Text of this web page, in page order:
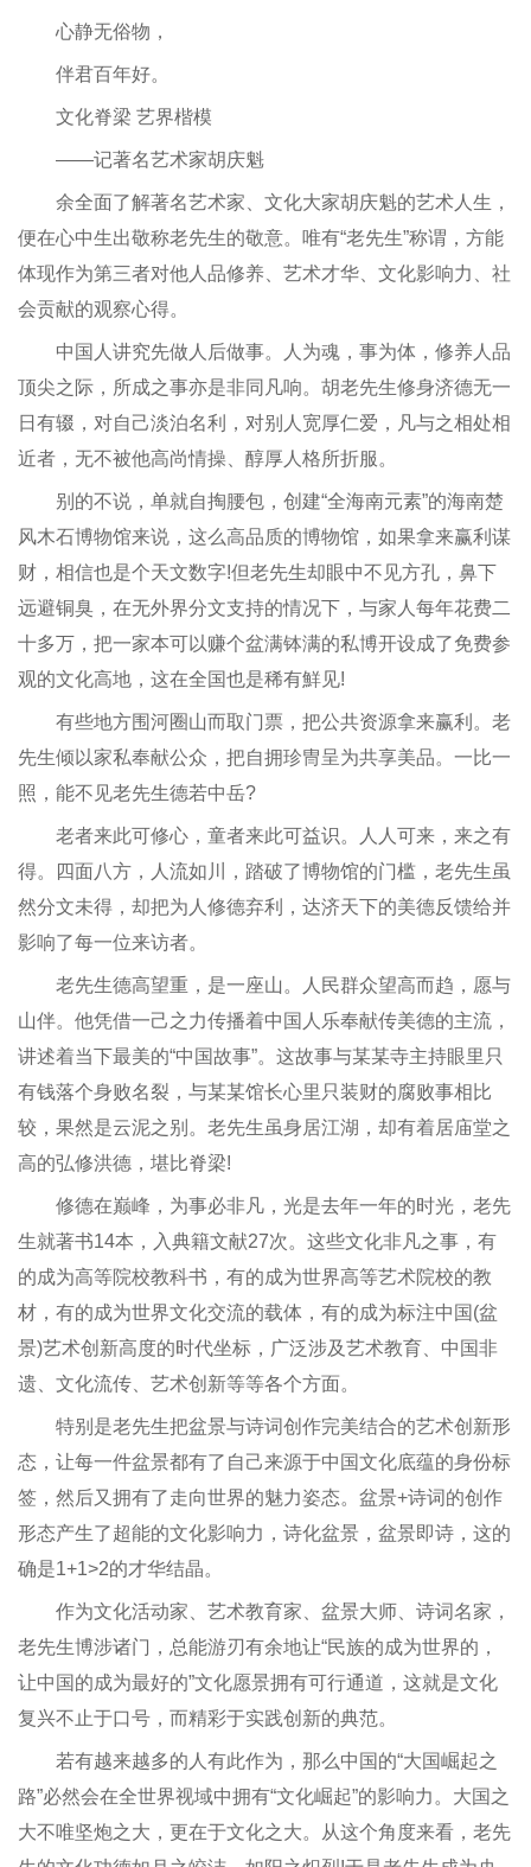
心静无俗物，
伴君百年好。
文化脊梁 艺界楷模
——记著名艺术家胡庆魁
余全面了解著名艺术家、文化大家胡庆魁的艺术人生，
便在心中生出敬称老先生的敬意。唯有“老先生”称谓，方能
体现作为第三者对他人品修养、艺术才华、文化影响力、社
会贡献的观察心得。
中国人讲究先做人后做事。人为魂，事为体，修养人品
顶尖之际，所成之事亦是非同凡响。胡老先生修身济德无一
日有辍，对自己淡泊名利，对别人宽厚仁爱，凡与之相处相
近者，无不被他高尚情操、醇厚人格所折服。
别的不说，单就自掏腰包，创建“全海南元素”的海南楚
风木石博物馆来说，这么高品质的博物馆，如果拿来赢利谋
财，相信也是个天文数字!但老先生却眼中不见方孔，鼻下
远避铜臭，在无外界分文支持的情况下，与家人每年花费二
十多万，把一家本可以赚个盆满钵满的私博开设成了免费参
观的文化高地，这在全国也是稀有鮮见!
有些地方围河圈山而取门票，把公共资源拿来赢利。老
先生倾以家私奉献公众，把自拥珍冑呈为共享美品。一比一
照，能不见老先生德若中岳?
老者来此可修心，童者来此可益识。人人可来，来之有
得。四面八方，人流如川，踏破了博物馆的门槛，老先生虽
然分文未得，却把为人修德弃利，达济天下的美德反馈给并
影响了每一位来访者。
老先生德高望重，是一座山。人民群众望高而趋，愿与
山伴。他凭借一己之力传播着中国人乐奉献传美德的主流，
讲述着当下最美的“中国故事”。这故事与某某寺主持眼里只
有钱落个身败名裂，与某某馆长心里只装财的腐败事相比
较，果然是云泥之别。老先生虽身居江湖，却有着居庙堂之
高的弘修洪德，堪比脊梁!
修德在巅峰，为事必非凡，光是去年一年的时光，老先
生就著书14本，入典籍文献27次。这些文化非凡之事，有
的成为高等院校教科书，有的成为世界高等艺术院校的教
材，有的成为世界文化交流的载体，有的成为标注中国(盆
景)艺术创新高度的时代坐标，广泛涉及艺术教育、中国非
遗、文化流传、艺术创新等等各个方面。
特别是老先生把盆景与诗词创作完美结合的艺术创新形
态，让每一件盆景都有了自己来源于中国文化底蕴的身份标
签，然后又拥有了走向世界的魅力姿态。盆景+诗词的创作
形态产生了超能的文化影响力，诗化盆景，盆景即诗，这的
确是1+1>2的才华结晶。
作为文化活动家、艺术教育家、盆景大师、诗词名家，
老先生博涉诸门，总能游刃有余地让“民族的成为世界的，
让中国的成为最好的”文化愿景拥有可行通道，这就是文化
复兴不止于口号，而精彩于实践创新的典范。
若有越来越多的人有此作为，那么中国的“大国崛起之
路”必然会在全世界视域中拥有“文化崛起”的影响力。大国之
大不唯坚炮之大，更在于文化之大。从这个角度来看，老先